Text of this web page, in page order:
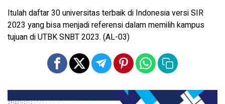
Itulah daftar 30 universitas terbaik di Indonesia versi SIR
2023 yang bisa menjadi referensi dalam memilih kampus
tujuan di UTBK SNBT 2023. (AL-03)